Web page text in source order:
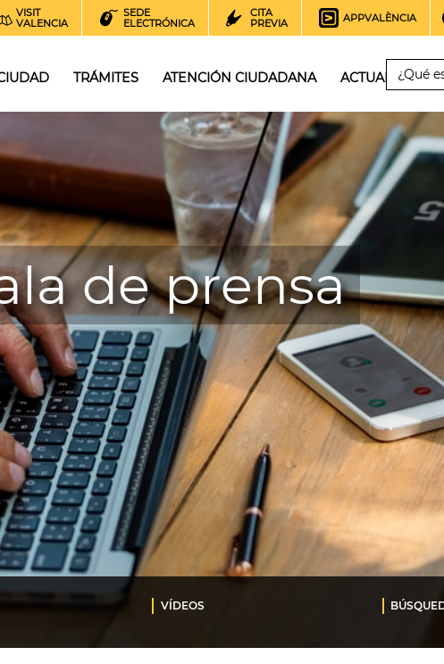
VISIT
VALENCIA
SEDE
ELECTRÓNICA
CITA
PREVIA
APPVALÈNCIA
TRÁMITES ATENCIÓN CIUDADANA ACTUALIDAD
de prensa
VÍDEOS